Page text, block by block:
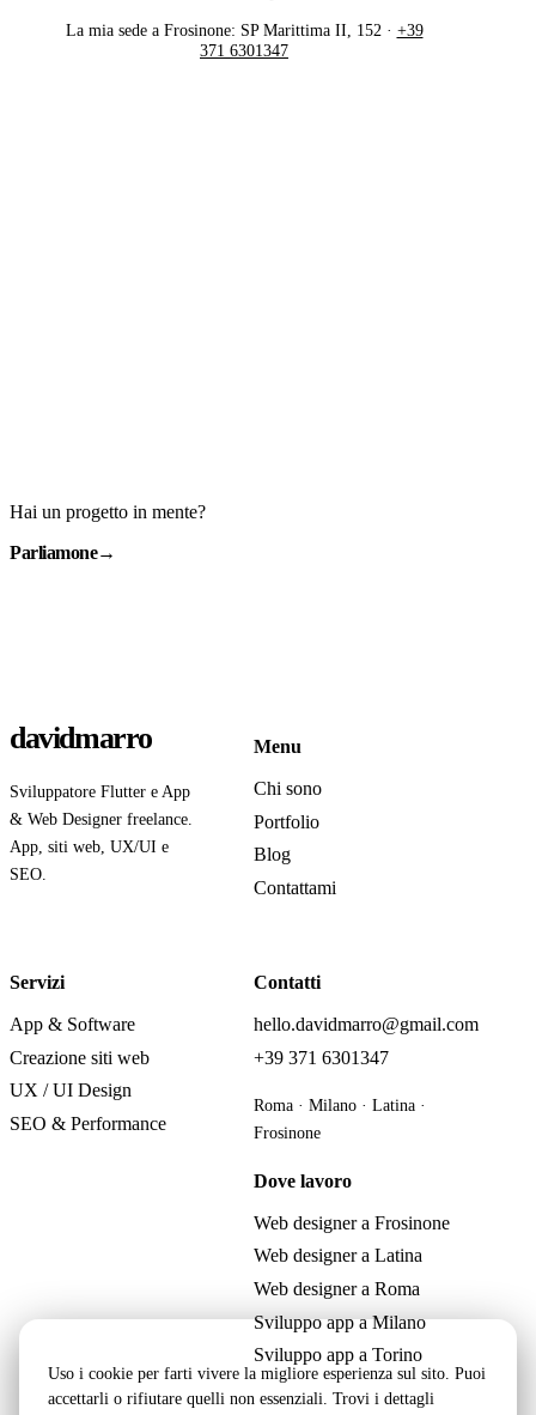
La mia sede a Frosinone: SP Marittima II, 152 · +39
371 6301347
Hai un progetto in mente?
Parliamone→
davidmarro
Sviluppatore Flutter e App
& Web Designer freelance.
App, siti web, UX/UI e
SEO.
Menu
Chi sono
Portfolio
Blog
Contattami
Servizi
App & Software
Creazione siti web
UX / UI Design
SEO & Performance
Contatti
hello.davidmarro@gmail.com
+39 371 6301347
Roma · Milano · Latina ·
Frosinone
Dove lavoro
Web designer a Frosinone
Web designer a Latina
Web designer a Roma
Sviluppo app a Milano
Sviluppo app a Torino
Uso i cookie per farti vivere la migliore esperienza sul sito. Puoi
accettarli o rifiutare quelli non essenziali. Trovi i dettagli